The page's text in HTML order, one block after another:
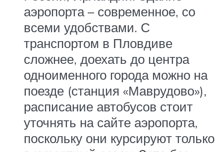
аэропорта – современное, со
всеми удобствами. С
транспортом в Пловдиве
сложнее, доехать до центра
одноименного города можно на
поезде (станция «Маврудово»),
расписание автобусов стоит
уточнять на сайте аэропорта,
поскольку они курсируют только